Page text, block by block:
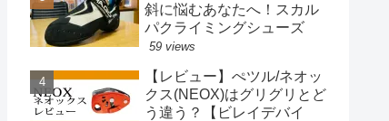
斜に悩むあなたへ！スカル
パクライミングシューズ
59 views
【レビュー】ぺツル/ネオッ
クス(NEOX)はグリグリとど
う違う？【ビレイデバイ